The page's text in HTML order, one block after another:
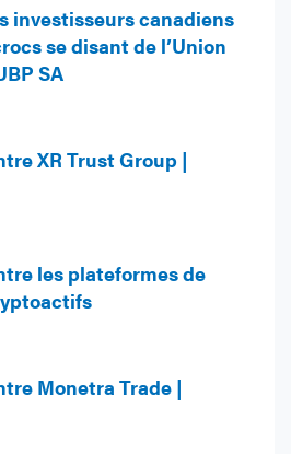
investisseurs canadiens
se disant de l’Union
SA
XR Trust Group |
les plateformes de
Monetra Trade |